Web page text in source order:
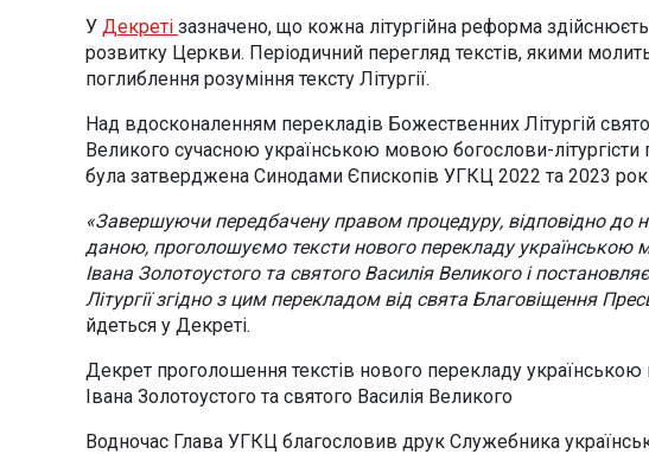
У Декреті зазначено, що кожна літургійна реформа
розвитку Церкви. Періодичний перегляд текстів, якими
поглиблення розуміння тексту Літургії.
Над вдосконаленням перекладів Божественних Літургій
Великого сучасною українською мовою богослови-
була затверджена Синодами Єпископів УГКЦ 2022 та 2023
«Завершуючи передбачену правом процедуру, відповідно
даною, проголошуємо тексти нового перекладу українською
Івана Золотоустого та святого Василія Великого і
Літургії згідно з цим перекладом від свята Благовіщення
йдеться у Декреті.
Декрет проголошення текстів нового перекладу
Івана Золотоустого та святого Василія Великого
Водночас Глава УГКЦ благословив друк Служебника